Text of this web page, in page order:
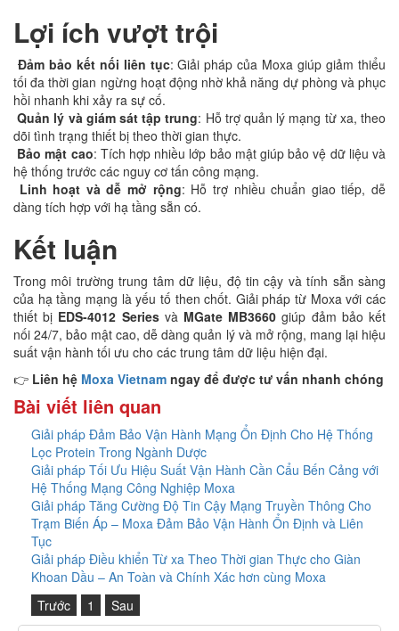
Lợi ích vượt trội
Đảm bảo kết nối liên tục: Giải pháp của Moxa giúp giảm thiểu
tối đa thời gian ngừng hoạt động nhờ khả năng dự phòng và phục
hồi nhanh khi xảy ra sự cố.
Quản lý và giám sát tập trung: Hỗ trợ quản lý mạng từ xa, theo
dõi tình trạng thiết bị theo thời gian thực.
Bảo mật cao: Tích hợp nhiều lớp bảo mật giúp bảo vệ dữ liệu và
hệ thống trước các nguy cơ tấn công mạng.
Linh hoạt và dễ mở rộng: Hỗ trợ nhiều chuẩn giao tiếp, dễ
dàng tích hợp với hạ tầng sẵn có.
Kết luận
Trong môi trường trung tâm dữ liệu, độ tin cậy và tính sẵn sàng
của hạ tầng mạng là yếu tố then chốt. Giải pháp từ Moxa với các
thiết bị EDS-4012 Seriesvà MGate MB3660 giúp đảm bảo kết
nối 24/7, bảo mật cao, dễ dàng quản lý và mở rộng, mang lại hiệu
suất vận hành tối ưu cho các trung tâm dữ liệu hiện đại.
👉 Liên hệ Moxa Vietnam ngay để được tư vấn nhanh chóng
Bài viết liên quan
Giải pháp Đảm Bảo Vận Hành Mạng Ổn Định Cho Hệ Thống
Lọc Protein Trong Ngành Dược
Giải pháp Tối Ưu Hiệu Suất Vận Hành Cần Cẩu Bến Cảng với
Hệ Thống Mạng Công Nghiệp Moxa
Giải pháp Tăng Cường Độ Tin Cậy Mạng Truyền Thông Cho
Trạm Biến Áp – Moxa Đảm Bảo Vận Hành Ổn Định và Liên
Tục
Giải pháp Điều khiển Từ xa Theo Thời gian Thực cho Giàn
Khoan Dầu – An Toàn và Chính Xác hơn cùng Moxa
Trước
1 Sau